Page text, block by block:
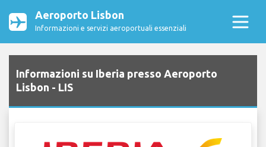
Aeroporto Lisbon
Informazioni e servizi aeroportuali essenziali
Informazioni su Iberia presso Aeroporto
Lisbon - LIS